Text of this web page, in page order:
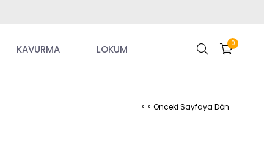
0
KAVURMA LOKUM
< < Önceki Sayfaya Dön